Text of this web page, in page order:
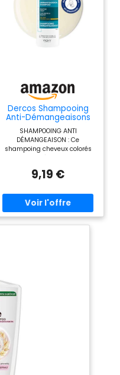
Dercos Shampooing
Anti-Démangeaisons
Cheveux Secs Colorés
Confort 48h
SHAMPOOING ANTI
DÉMANGEAISON : Ce
shampoing cheveux colorés
apaise les démangeaisons,
brûlure; Ce shampoing
brillance à vos cheveux
SHAMPOOING APAISANT : Le
shampooing nettoyant apaise
instantanément le cuir
D'après un test clinique du
shampoing hydratant sur 37
APPLICATION : Appliquez ce
shampoing hydratant sur
cheveux mouillés, massez
délicatement le cuir chevelu,
laissez agir 1 minute et rincez;
9,19 €